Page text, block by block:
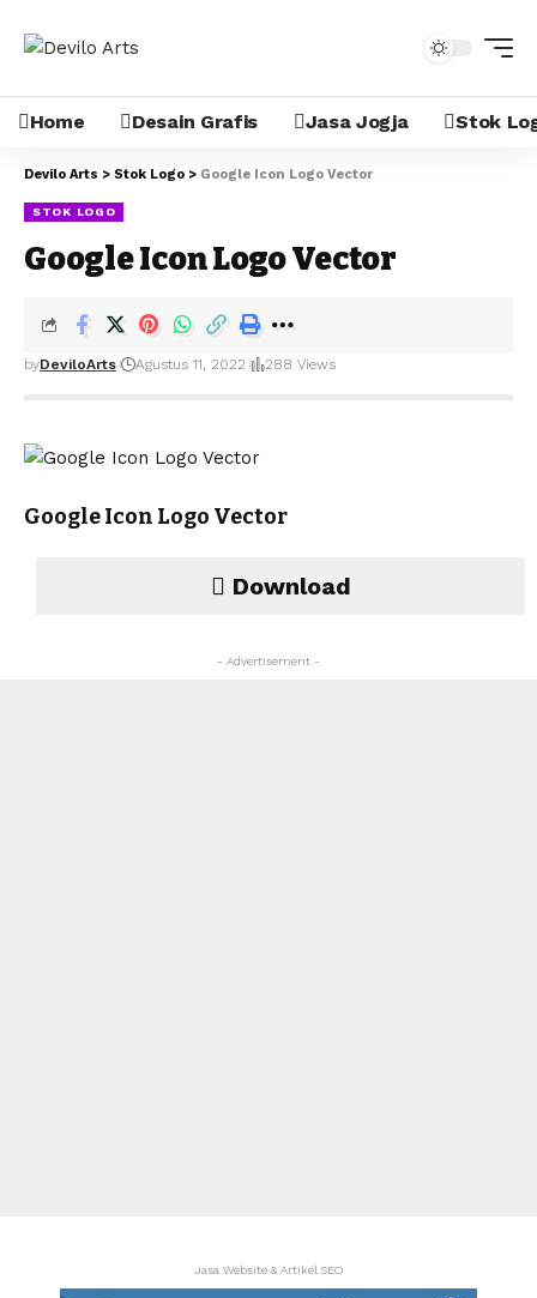
Home Desain Grafis Jasa Jogja Stok
Devilo Arts > Stok Logo > Google Icon Logo Vector
STOK LOGO
Google Icon Logo Vector
byDeviloArts Agustus 11, 2022 288 Views
Google Icon Logo Vector
Download
- Advertisement -
Jasa Website & Artikel SEO